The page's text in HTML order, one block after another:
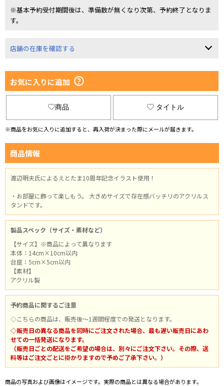
※基本予約受付期間後は、準備数が無くなり次第、予約終了となりま
す。
店舗の在庫を確認する
お気に入りに追加
商品 タイトル
※商品をお気に入りに追加すると、再入荷が決まった際にメールが届きます。
商品情報
渡辺明夫氏によるえとたま10周年記念イラスト使用！
・お部屋に飾って楽しもう。 大きめサイズで存在感バッチリのアクリルス
タンドです。
製品スペック（サイズ・素材など）
【サイズ】※商品によって異なります
本体：14cm×10cm以内
台座：5cm×5cm以内
【素材】
アクリル製
予約商品に関するご注意
◇こちらの商品は、販売後～1週間程度での発送となります。
◇販売日の異なる商品を同時にご注文された場合、最も遅い販売日にあわ
せての一括発送になります。
（販売日ごとの配送をご希望の場合は、別々にご注文下さい。その際、送
料等はご注文ごとに掛かりますので予めご了承下さい。）
商品の写真および画像はイメージです。実際の商品とは異なる場合があります。